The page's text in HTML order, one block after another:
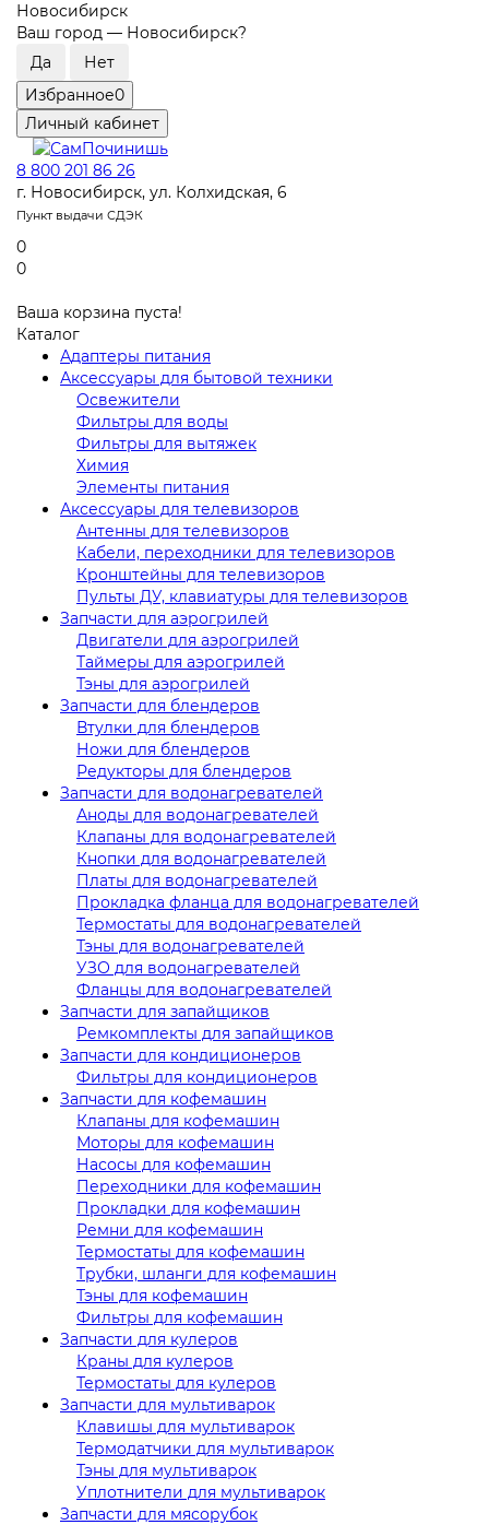
Новосибирск
Ваш город — Новосибирск?
Избранное0
Личный кабинет
8 800 201 86 26
г. Новосибирск, ул. Колхидская, 6
Пункт выдачи СДЭК
0
0
Ваша корзина пуста!
Каталог
Адаптеры питания
Аксессуары для бытовой техники
Освежители
Фильтры для воды
Фильтры для вытяжек
Химия
Элементы питания
Аксессуары для телевизоров
Антенны для телевизоров
Кабели, переходники для телевизоров
Кронштейны для телевизоров
Пульты ДУ, клавиатуры для телевизоров
Запчасти для аэрогрилей
Двигатели для аэрогрилей
Таймеры для аэрогрилей
Тэны для аэрогрилей
Запчасти для блендеров
Втулки для блендеров
Ножи для блендеров
Редукторы для блендеров
Запчасти для водонагревателей
Аноды для водонагревателей
Клапаны для водонагревателей
Кнопки для водонагревателей
Платы для водонагревателей
Прокладка фланца для водонагревателей
Термостаты для водонагревателей
Тэны для водонагревателей
УЗО для водонагревателей
Фланцы для водонагревателей
Запчасти для запайщиков
Ремкомплекты для запайщиков
Запчасти для кондиционеров
Фильтры для кондиционеров
Запчасти для кофемашин
Клапаны для кофемашин
Моторы для кофемашин
Насосы для кофемашин
Переходники для кофемашин
Прокладки для кофемашин
Ремни для кофемашин
Термостаты для кофемашин
Трубки, шланги для кофемашин
Тэны для кофемашин
Фильтры для кофемашин
Запчасти для кулеров
Краны для кулеров
Термостаты для кулеров
Запчасти для мультиварок
Клавишы для мультиварок
Термодатчики для мультиварок
Тэны для мультиварок
Уплотнители для мультиварок
Запчасти для мясорубок